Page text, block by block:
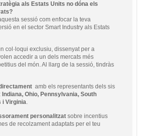
als Estats Units no dóna els
sessió com enfocar la teva
en el sector Smart Industry als Estats
col·loqui exclusiu, dissenyat per a
accedir a un dels mercats més
del món. Al llarg de la sessió, tindràs
amb els representants dels sis
Indiana, Ohio, Pennsylvania, South
i Virginia.
personalitzat sobre incentius
de recolzament adaptats per el teu